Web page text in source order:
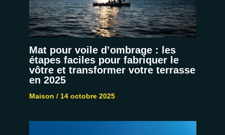
Mat pour voile d’ombrage : les
étapes faciles pour fabriquer le
vôtre et transformer votre terrasse
en 2025
Maison / 14 octobre 2025